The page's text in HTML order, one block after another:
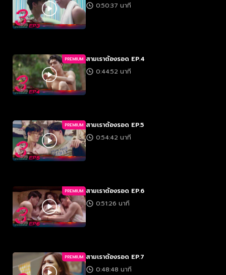
0:50:37 นาที
PREMIUM สามเราต้องรอด EP.4
0:44:52 นาที
PREMIUM สามเราต้องรอด EP.5
0:54:42 นาที
PREMIUM สามเราต้องรอด EP.6
0:51:26 นาที
PREMIUM สามเราต้องรอด EP.7
0:48:48 นาที